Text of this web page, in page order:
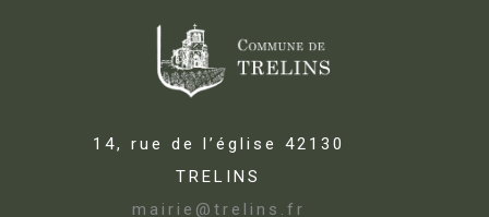
14, rue de l’église 42130
TRELINS
mairie@trelins.fr